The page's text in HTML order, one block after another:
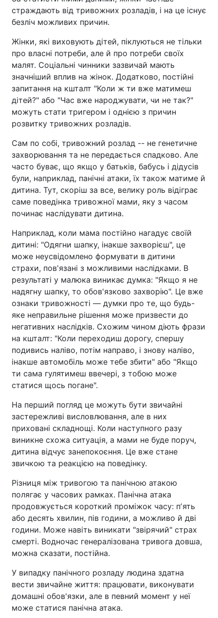
страждають від тривожних розладів, і на це існує
безліч можливих причин.
Жінки, які виховують дітей, піклуються не тільки
про власні потреби, але й про потреби своїх
малят. Соціальні чинники зазвичай мають
значніший вплив на жінок. Додатково, постійні
запитання на кшталт "Коли ж ти вже матимеш
дітей?" або "Час вже народжувати, чи не так?"
можуть стати тригером і однією з причин
розвитку тривожних розладів.
Сам по собі, тривожний розлад -- не генетичне
захворювання та не передається спадково. Але
часто буває, що якщо у батьків, бабусь і дідусів
були, наприклад, панічні атаки, їх також матиме й
дитина. Тут, скоріш за все, велику роль відіграє
саме поведінка тривожної мами, яку з часом
починає наслідувати дитина.
Наприклад, коли мама постійно нагадує своїй
дитині: "Одягни шапку, інакше захворієш", це
може неусвідомлено формувати в дитини
страхи, пов'язані з можливими наслідками. В
результаті у малюка виникає думка: "Якщо я не
надягну шапку, то обов'язково захворію". Це вже
ознаки тривожності — думки про те, що будь-
яке неправильне рішення може призвести до
негативних наслідків. Схожим чином діють фрази
на кшталт: "Коли переходиш дорогу, спершу
подивись наліво, потім направо, і знову наліво,
інакше автомобіль може тебе збити" або "Якщо
ти сама гулятимеш ввечері, з тобою може
статися щось погане".
На перший погляд це можуть бути звичайні
застережливі висловлювання, але в них
приховані складнощі. Коли наступного разу
виникне схожа ситуація, а мами не буде поруч,
дитина відчує занепокоєння. Це вже стане
звичкою та реакцією на поведінку.
Різниця між тривогою та панічною атакою
полягає у часових рамках. Панічна атака
продовжується короткий проміжок часу: пʼять
або десять хвилин, пів години, а можливо й дві
години. Може навіть виникати "звірячий" страх
смерті. Водночас генералізована тривога довша,
можна сказати, постійна.
У випадку панічного розладу людина здатна
вести звичайне життя: працювати, виконувати
домашні обов'язки, але в певний момент у неї
може статися панічна атака.